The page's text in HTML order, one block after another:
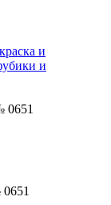
и
и
0651